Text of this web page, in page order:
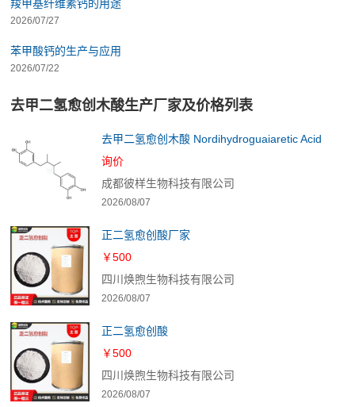
羧甲基纤维素钙的用途
2026/07/27
苯甲酸钙的生产与应用
2026/07/22
去甲二氢愈创木酸生产厂家及价格列表
去甲二氢愈创木酸 Nordihydroguaiaretic Acid
询价
成都彼样生物科技有限公司
2026/08/07
正二氢愈创酸厂家
￥500
四川焕煦生物科技有限公司
2026/08/07
正二氢愈创酸
￥500
四川焕煦生物科技有限公司
2026/08/07